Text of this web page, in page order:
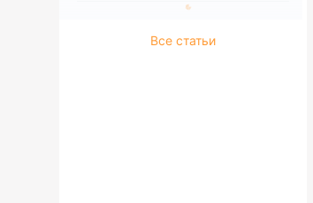
Все статьи